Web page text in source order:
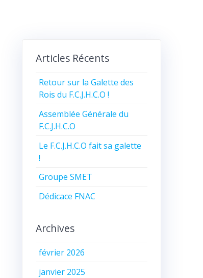
Articles Récents
Retour sur la Galette des
Rois du F.C.J.H.C.O !
Assemblée Générale du
F.C.J.H.C.O
Le F.C.J.H.C.O fait sa galette
!
Groupe SMET
Dédicace FNAC
Archives
février 2026
janvier 2025